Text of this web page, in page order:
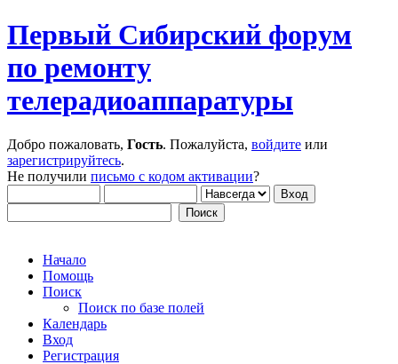
Первый Сибирский форум
по ремонту
телерадиоаппаратуры
Добро пожаловать, Гость. Пожалуйста, войдите или
зарегистрируйтесь.
Не получили письмо с кодом активации?
Начало
Помощь
Поиск
Поиск по базе полей
Календарь
Вход
Регистрация